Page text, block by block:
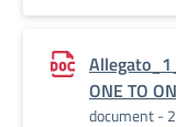
ONE TO
document -